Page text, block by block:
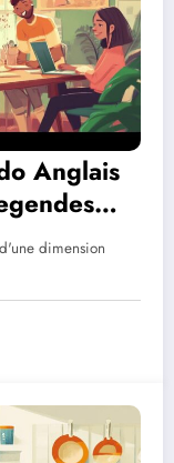
Anglais
dimension